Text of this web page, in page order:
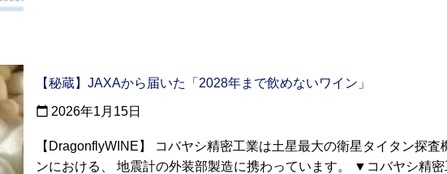
【秘蔵】JAXAから届いた「2028年まで飲めないワイン」
calendar_today 2026年1月15日
【DragonflyWINE】 コバヤシ精密工業は土星最大の衛星タイタン探査
ンにおける、 地震計の外装部製造に携わっています。 ▼コバヤシ精